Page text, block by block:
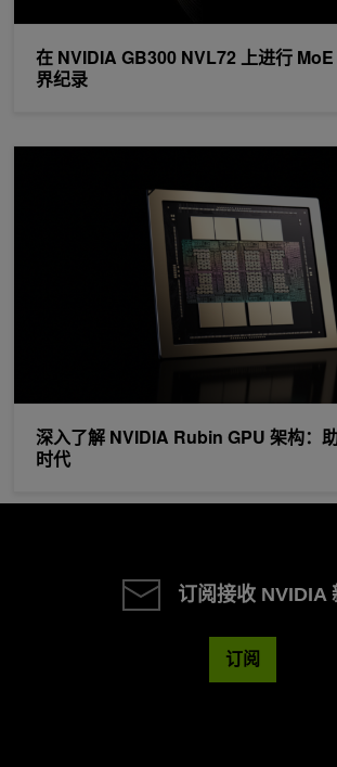
在 NVIDIA GB300 NVL72 上进行
界纪录
深入了解 NVIDIA Rubin GPU 架构：
时代
订阅接收 NVIDIA
订阅